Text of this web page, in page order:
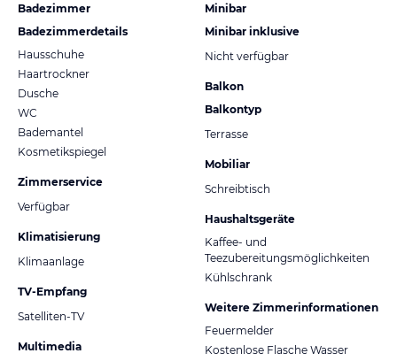
Badezimmer
Badezimmerdetails
Hausschuhe
Haartrockner
Dusche
WC
Bademantel
Kosmetikspiegel
Zimmerservice
Verfügbar
Klimatisierung
Klimaanlage
TV-Empfang
Satelliten-TV
Multimedia
Minibar
Minibar inklusive
Nicht verfügbar
Balkon
Balkontyp
Terrasse
Mobiliar
Schreibtisch
Haushaltsgeräte
Kaffee- und
Teezubereitungsmöglichkeiten
Kühlschrank
Weitere Zimmerinformationen
Feuermelder
Kostenlose Flasche Wasser